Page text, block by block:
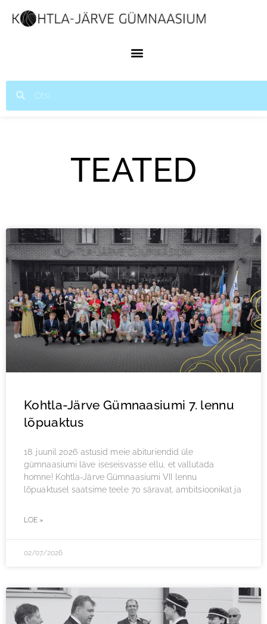
TEATED
Kohtla-Järve Gümnaasiumi 7. lennu
lõpuaktus
18. juunil 2026 astusid meie abituriendid üle
gümnaasiumi läve iseseisvasse ellu, et vallutada
homne! Kohtla-Järve Gümnaasiumi VII lennu
lõpuaktusel saatsime teele 70 säravat, ambitsioonikat ja
LOE »
02/07/2026